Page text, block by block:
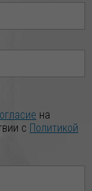
на
с Политикой